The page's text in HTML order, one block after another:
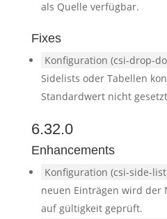
als Quelle verfügbar.
Fixes
Konfiguration (csi-drop-
Sidelists oder Tabellen
Standardwert nicht
6.32.0
Enhancements
Konfiguration (csi-side-
neuen Einträgen wird der
auf gültigkeit geprüft.